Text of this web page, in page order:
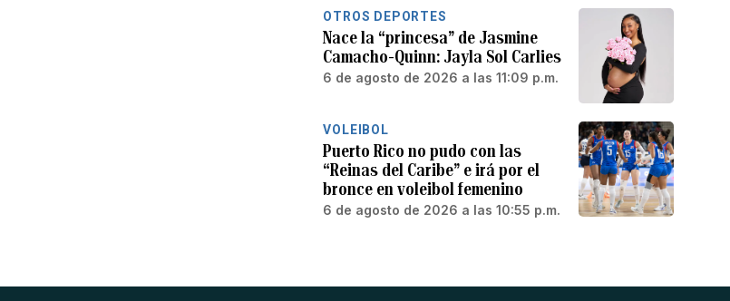
OTROS DEPORTES
Nace la “princesa” de Jasmine
Camacho-Quinn: Jayla Sol Carlies
6 de agosto de 2026 a las 11:09 p.m.
VOLEIBOL
Puerto Rico no pudo con las
“Reinas del Caribe” e irá por el
bronce en voleibol femenino
6 de agosto de 2026 a las 10:55 p.m.